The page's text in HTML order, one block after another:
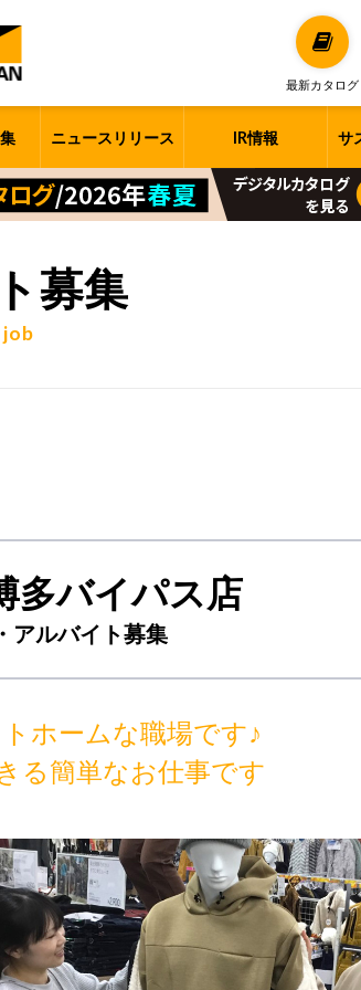
最新カタログ
ニュースリリース IR情報 サ
募集
多バイパス店
アルバイト募集
ホームな職場です♪
る簡単なお仕事です